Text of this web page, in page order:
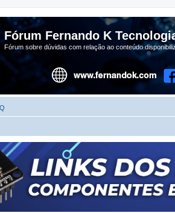
Fórum Fernando K
Fórum sobre dúvidas com relação ao conteúdo